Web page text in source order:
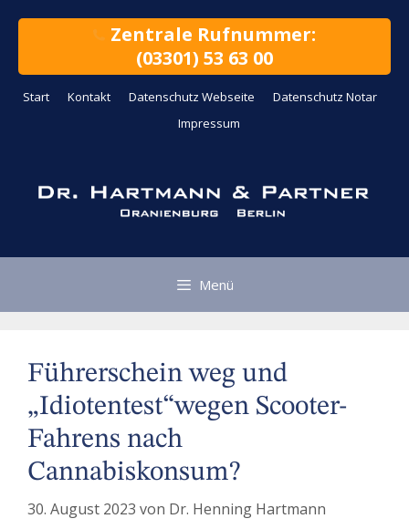
Zentrale Rufnummer:
(03301) 53 63 00
Start Kontakt Datenschutz Webseite
Datenschutz Notar
Impressum
Menü
Führerschein weg und
„Idiotentest“wegen Scooter-
Fahrens nach
Cannabiskonsum?
30. August 2023 von Dr. Henning Hartmann